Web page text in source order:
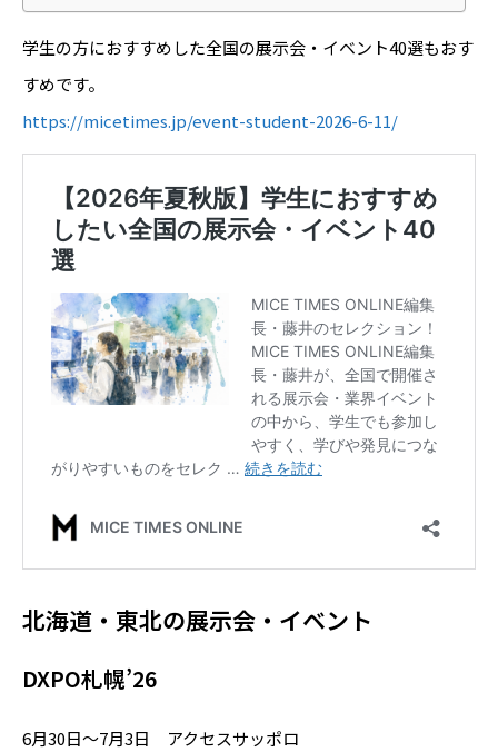
学生の方におすすめした全国の展示会・イベント40選もおす
すめです。
https://micetimes.jp/event-student-2026-6-11/
北海道・東北の展示会・イベント
DXPO札幌’26
6月30日～7月3日 アクセスサッポロ